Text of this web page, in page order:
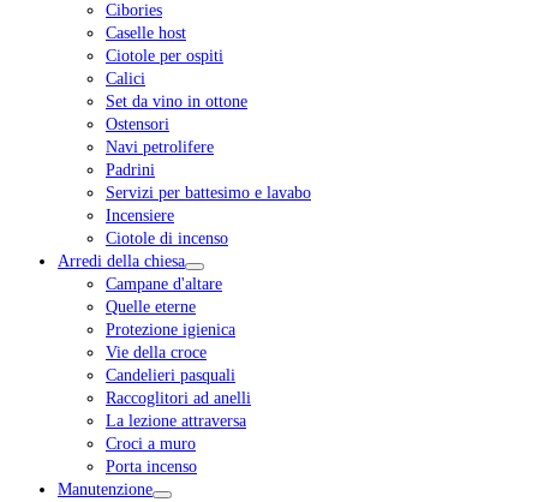
Cibories
Caselle host
Ciotole per ospiti
Calici
Set da vino in ottone
Ostensori
Navi petrolifere
Padrini
Servizi per battesimo e lavabo
Incensiere
Ciotole di incenso
Arredi della chiesa
Campane d'altare
Quelle eterne
Protezione igienica
Vie della croce
Candelieri pasquali
Raccoglitori ad anelli
La lezione attraversa
Croci a muro
Porta incenso
Manutenzione